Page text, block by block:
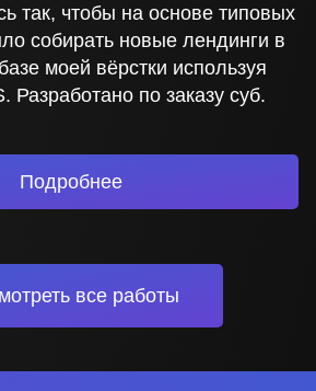
так, чтобы на основе типовых
собирать новые лендинги в
моей вёрстки используя
Разработано по заказу суб.
Подробнее
все работы